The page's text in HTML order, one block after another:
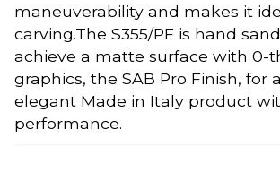
maneuverability and makes it
carving.The S355/PF is hand
achieve a matte surface with 0-
graphics, the SAB Pro Finish, for
elegant Made in Italy product
performance.